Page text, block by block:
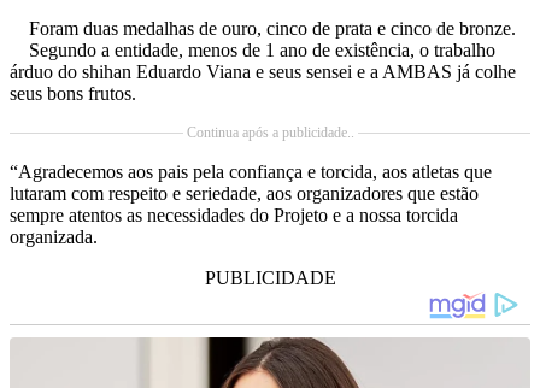
Foram duas medalhas de ouro, cinco de prata e cinco de bronze.
Segundo a entidade, menos de 1 ano de existência, o trabalho
árduo do shihan Eduardo Viana e seus sensei e a AMBAS já colhe
seus bons frutos.
Continua após a publicidade..
“Agradecemos aos pais pela confiança e torcida, aos atletas que
lutaram com respeito e seriedade, aos organizadores que estão
sempre atentos as necessidades do Projeto e a nossa torcida
organizada.
PUBLICIDADE